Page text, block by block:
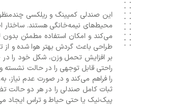
این صندلی کمپینگ و ریلکسی
محیط‌های نیمه‌خانگی هستند.
می‌کند و امکان استفاده مطمئن
طراحی باعث گردش بهتر هوا شده و
بر افزایش تحمل وزن، شکل خود را در
راحتی قابل توجهی را در حالت نشسته
را فراهم می‌کند و در صورت عدم
ثبات کامل صندلی را در هر دو حالت
پیک‌نیک یا حتی حیاط و تراس ایجاد